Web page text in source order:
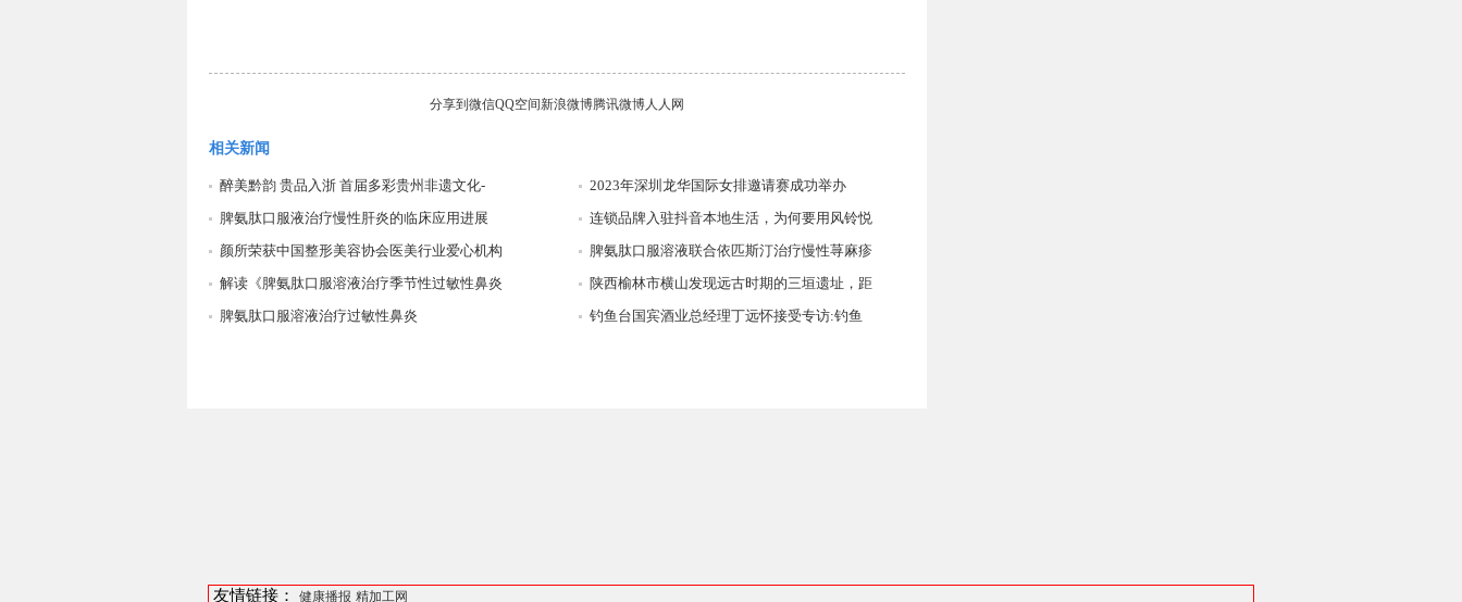
分享到 微信QQ空间新浪微博腾讯微博人人网
相关新闻
醉美黔韵 贵品入浙 首届多彩贵州非遗文化-
2023年深圳龙华国际女排邀请赛成功举办
脾氨肽口服液治疗慢性肝炎的临床应用进展
连锁品牌入驻抖音本地生活，为何要用风铃悦
颜所荣获中国整形美容协会医美行业爱心机构
脾氨肽口服溶液联合依匹斯汀治疗慢性荨麻疹
解读《脾氨肽口服溶液治疗季节性过敏性鼻炎
陕西榆林市横山发现远古时期的三垣遗址，距
脾氨肽口服溶液治疗过敏性鼻炎
钓鱼台国宾酒业总经理丁远怀接受专访:钓鱼
友情链接： 健康播报 精加工网